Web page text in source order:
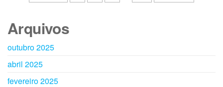
Arquivos
outubro 2025
abril 2025
fevereiro 2025